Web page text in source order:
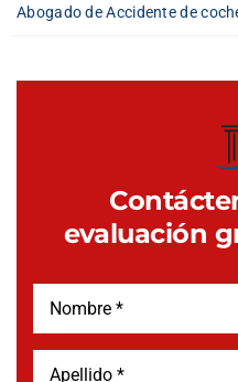
Abogado de Accidente de
evaluación